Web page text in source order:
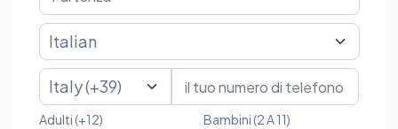
Adulti (+12) Bambini (2 A 11)